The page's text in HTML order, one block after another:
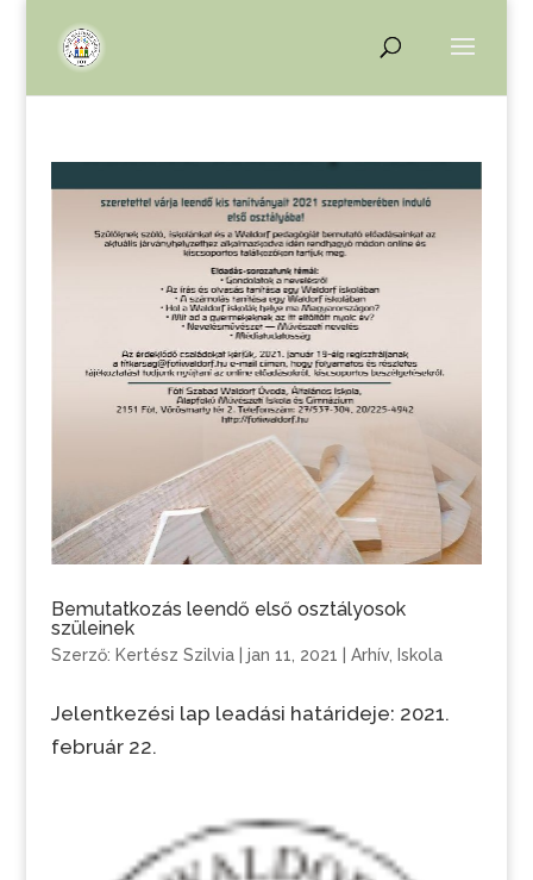
Bemutatkozás leendő első osztályosok
szüleinek
Szerző: Kertész Szilvia| jan 11, 2021 Arhív, Iskola
Jelentkezési lap leadási határideje: 2021.
február 22.